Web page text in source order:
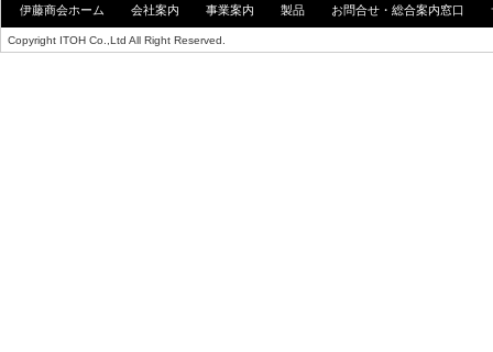
伊藤商会ホーム 会社案内 事業案内 製品 お問合せ・総合案内窓口
Copyright ITOH Co.,Ltd All Right Reserved.